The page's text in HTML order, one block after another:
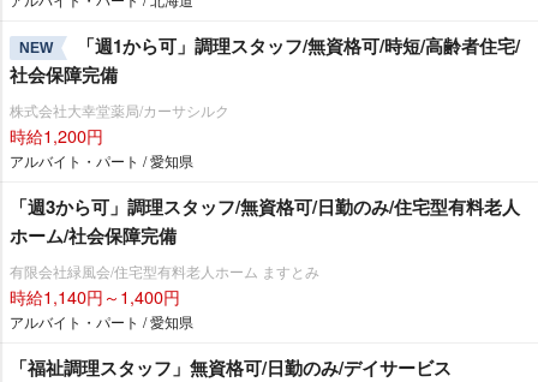
NEW
「週1から可」調理スタッフ/無資格可/時短/高齢者住宅/
社会保障完備
株式会社大幸堂薬局/カーサシルク
時給1,200円
アルバイト・パート / 愛知県
「週3から可」調理スタッフ/無資格可/日勤のみ/住宅型有料老人
ホーム/社会保障完備
有限会社緑風会/住宅型有料老人ホーム ますとみ
時給1,140円～1,400円
アルバイト・パート / 愛知県
「福祉調理スタッフ」無資格可/日勤のみ/デイサービス